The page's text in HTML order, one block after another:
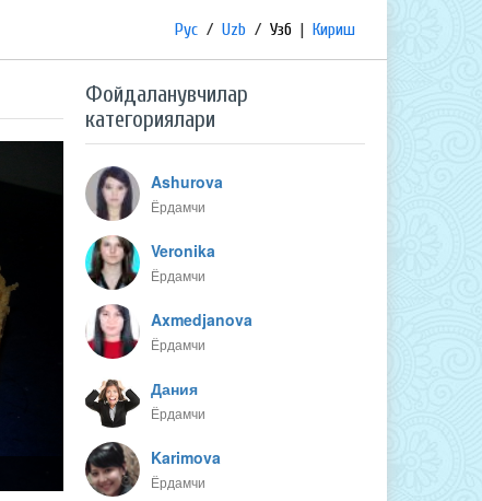
Рус / Uzb / Узб | Кириш
Фойдаланувчилар
категориялари
Ashurova
Ёрдамчи
Veronika
Ёрдамчи
Axmedjanova
Ёрдамчи
Дания
Ёрдамчи
Karimova
Ёрдамчи